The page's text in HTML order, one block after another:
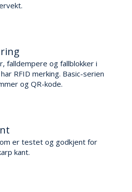
falldempere og fallblokker i
RFID merking. Basic-serien
og QR-kode.
er testet og godkjent for
kant.